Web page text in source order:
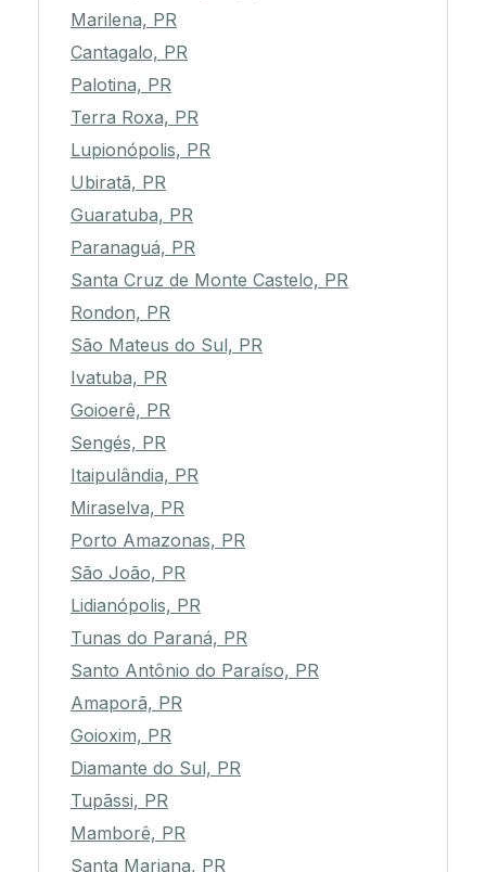
Marilena, PR
Cantagalo, PR
Palotina, PR
Terra Roxa, PR
Lupionópolis, PR
Ubiratã, PR
Guaratuba, PR
Paranaguá, PR
Santa Cruz de Monte Castelo, PR
Rondon, PR
São Mateus do Sul, PR
Ivatuba, PR
Goioerê, PR
Sengés, PR
Itaipulândia, PR
Miraselva, PR
Porto Amazonas, PR
São João, PR
Lidianópolis, PR
Tunas do Paraná, PR
Santo Antônio do Paraíso, PR
Amaporã, PR
Goioxim, PR
Diamante do Sul, PR
Tupãssi, PR
Mamborê, PR
Santa Mariana, PR